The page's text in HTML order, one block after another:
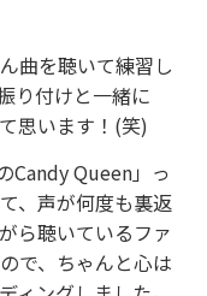
曲を聴いて練習し
り付けと一緒に
思います！(笑)
Candy Queen」っ
、声が何度も裏返
ら聴いているファ
で、ちゃんと心は